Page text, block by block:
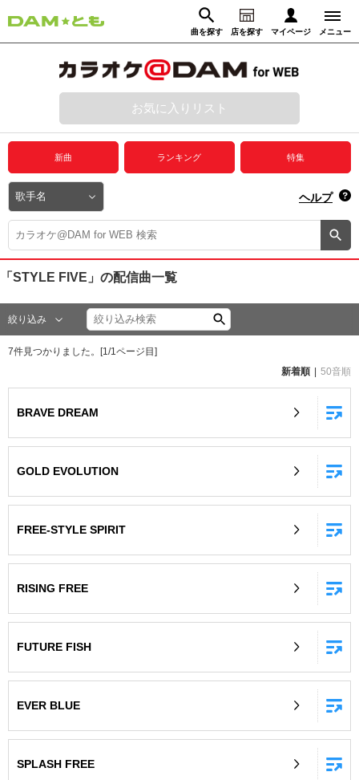
曲を探す 店を探す マイページ メニュー
動画からさがす 録音からさがす
ログイン
プレミアムサービス
DAM★とも動画
DAM★とも録音
カラオケ＠DAM
ユーザー検索
DAMの新曲・ランキングなど
自宅でカラオケ歌い放題！
お気に入りリスト
新曲 ランキング 特集
ヘルプ
「STYLE FIVE」 の配信曲一覧
絞り込み
7件見つかりました。[1 /1 ページ目]
新着順
50音順
BRAVE DREAM
GOLD EVOLUTION
FREE-STYLE SPIRIT
RISING FREE
FUTURE FISH
EVER BLUE
SPLASH FREE